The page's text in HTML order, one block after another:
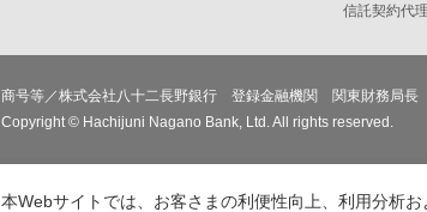
信託契約代
商号等／株式会社八十二長野銀行 登録金融機関 関東財務局
Copyright © Hachijuni Nagano Bank, Ltd. All rights reserved.
本Webサイトでは、お客さまの利便性向上、利用分析